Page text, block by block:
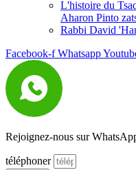
L'histoire du
Aharon Pinto
Rabbi David
Facebook-f Whatsapp
Rejoignez-nous sur
téléphoner